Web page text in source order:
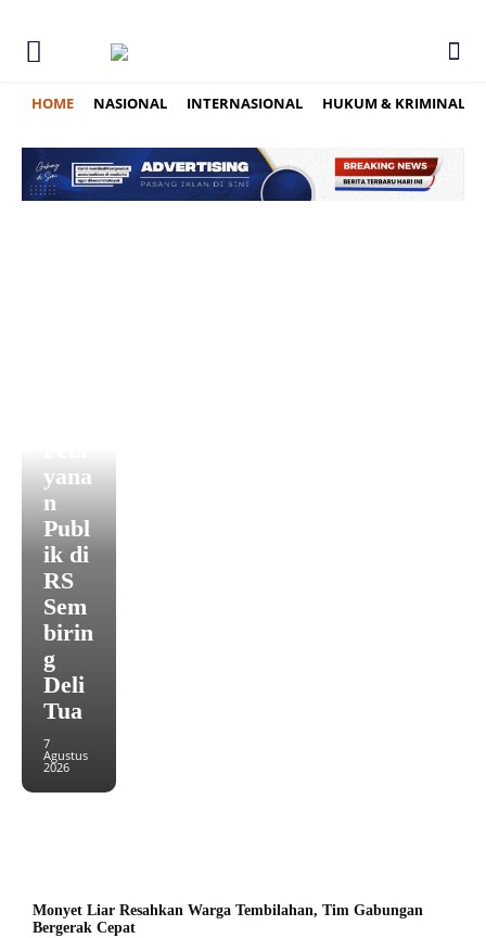
HOME NASIONAL INTERNASIONAL HUKUM & KRIMINAL
yana
n
Publ
ik di
RS
Sem
birin
g
Deli
Tua
7
Agustus
2026
Monyet Liar Resahkan Warga Tembilahan, Tim Gabungan
Bergerak Cepat